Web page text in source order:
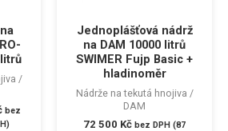
/
bez
Jednoplášťová nádrž
na DAM 10000 litrů
SWIMER Fujp Basic +
hladinoměr
Nádrže na tekutá hnojiva /
DAM
72 500 Kč bez DPH (87